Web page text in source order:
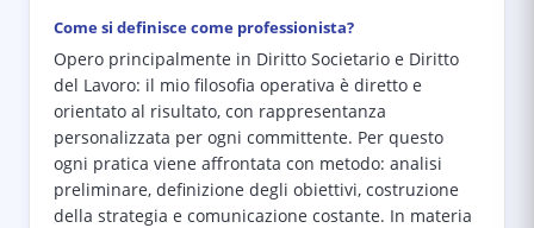
Come si definisce come professionista?
Opero principalmente in Diritto Societario e Diritto
del Lavoro: il mio filosofia operativa è diretto e
orientato al risultato, con rappresentanza
personalizzata per ogni committente. Per questo
ogni pratica viene affrontata con metodo: analisi
preliminare, definizione degli obiettivi, costruzione
della strategia e comunicazione costante. In materia